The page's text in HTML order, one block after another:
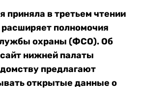
приняла в третьем чтении
полномочия
охраны (ФСО). Об
сайт нижней палаты
предлагают
открытые данные о